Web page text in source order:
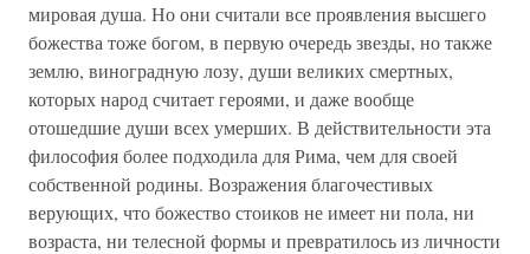
мировая душа. Но они считали все проявления высшего
божества тоже богом, в первую очередь звезды, но также
землю, виноградную лозу, души великих смертных,
которых народ считает героями, и даже вообще
отошедшие души всех умерших. В действительности эта
философия более подходила для Рима, чем для своей
собственной родины. Возражения благочестивых
верующих, что божество стоиков не имеет ни пола, ни
возраста, ни телесной формы и превратилось из личности